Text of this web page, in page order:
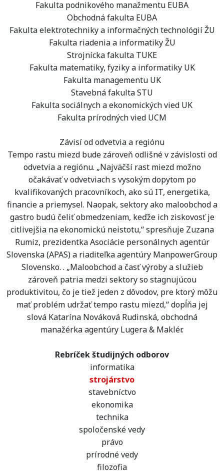
Fakulta podnikového manažmentu EUBA
Obchodná fakulta EUBA
Fakulta elektrotechniky a informačných technológií ŽU
Fakulta riadenia a informatiky ŽU
Strojnícka fakulta TUKE
Fakulta matematiky, fyziky a informatiky UK
Fakulta managementu UK
Stavebná fakulta STU
Fakulta sociálnych a ekonomických vied UK
Fakulta prírodných vied UCM
Závisí od odvetvia a regiónu
Tempo rastu miezd bude zároveň odlišné v závislosti od
odvetvia a regiónu. „Najväčší rast miezd možno
očakávať v odvetviach s vysokým dopytom po
kvalifikovaných pracovníkoch, ako sú IT, energetika,
financie a priemysel. Naopak, sektory ako maloobchod a
gastro budú čeliť obmedzeniam, keďže ich ziskovosť je
citlivejšia na ekonomickú neistotu,“ spresňuje Zuzana
Rumiz, prezidentka Asociácie personálnych agentúr
Slovenska (APAS) a riaditeľka agentúry ManpowerGroup
Slovensko. . „Maloobchod a časť výroby a služieb
zároveň patria medzi sektory so stagnujúcou
produktivitou, čo je tiež jeden z dôvodov, pre ktorý môžu
mať problém udržať tempo rastu miezd,“ dopĺňa jej
slová Katarína Nováková Rudinská, obchodná
manažérka agentúry Lugera & Maklér.
Rebríček študijných odborov
informatika
strojárstvo
stavebníctvo
ekonomika
technika
spoločenské vedy
právo
prírodné vedy
filozofia